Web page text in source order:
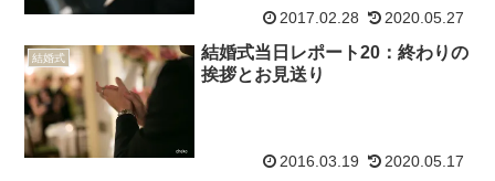
2017.02.28 2020.05.27
結婚式
結婚式当日レポート20：終わりの
挨拶とお見送り
2016.03.19 2020.05.17